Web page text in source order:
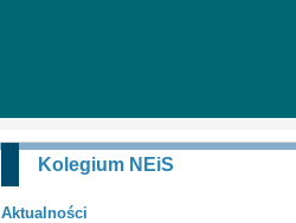
Kolegium NEiS
Aktualności